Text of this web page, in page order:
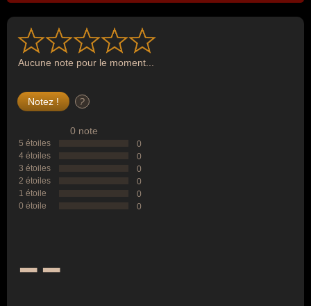
Aucune note pour le moment...
?
0 note
5 étoiles
0
4 étoiles
0
3 étoiles
0
2 étoiles
0
1 étoile
0
0 étoile
0
--